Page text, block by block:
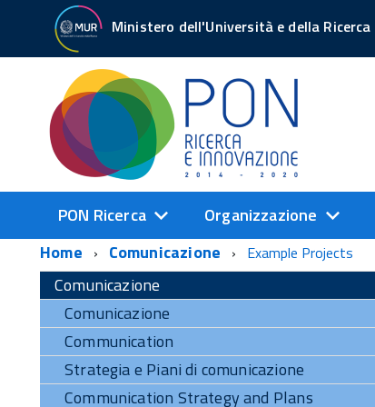
Ministero dell'Università e della Ricerca
PON Ricerca Organizzazione
Home
Comunicazione Example Projects
Comunicazione
Comunicazione
Communication
Strategia e Piani di comunicazione
Communication Strategy and Plans